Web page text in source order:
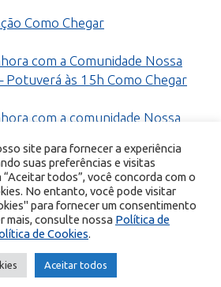
Como Chegar
com a Comunidade Nossa
Potuverá às 15h Como Chegar
com a comunidade Nossa
mês Voltar para todos os
Encontro com Cristo - Todos os direitos
site para fornecer a experiência
suas preferências e visitas
todos”, você concorda com o
No entanto, você pode visitar
para fornecer um consentimento
mais, consulte nossa Política de
de Cookies.
Aceitar todos